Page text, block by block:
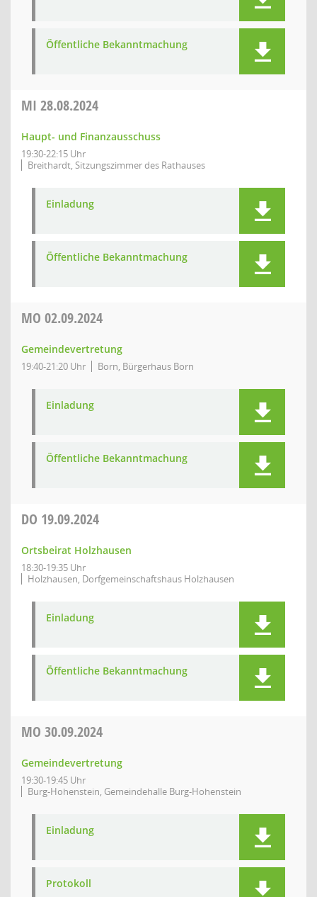
Öffentliche Bekanntmachung
MI 28.08.2024
Haupt- und Finanzausschuss
19:30-22:15 Uhr
Breithardt, Sitzungszimmer des Rathauses
Einladung
Öffentliche Bekanntmachung
MO 02.09.2024
Gemeindevertretung
19:40-21:20 Uhr Born, Bürgerhaus Born
Einladung
Öffentliche Bekanntmachung
DO 19.09.2024
Ortsbeirat Holzhausen
18:30-19:35 Uhr
Holzhausen, Dorfgemeinschaftshaus Holzhausen
Einladung
Öffentliche Bekanntmachung
MO 30.09.2024
Gemeindevertretung
19:30-19:45 Uhr
Burg-Hohenstein, Gemeindehalle Burg-Hohenstein
Einladung
Protokoll